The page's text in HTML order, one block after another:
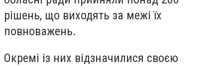
рішень, що виходять за межі їх
повноважень.
Окремі із них відзначилися своєю